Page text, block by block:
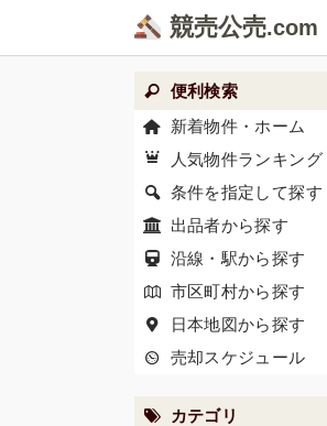
競売公売
便利検索
新着物件・ホーム
人気物件ランキング
条件を指定して探す
出品者から探す
沿線・駅から探す
市区町村から探す
日本地図から探す
売却スケジュール
カテゴリ